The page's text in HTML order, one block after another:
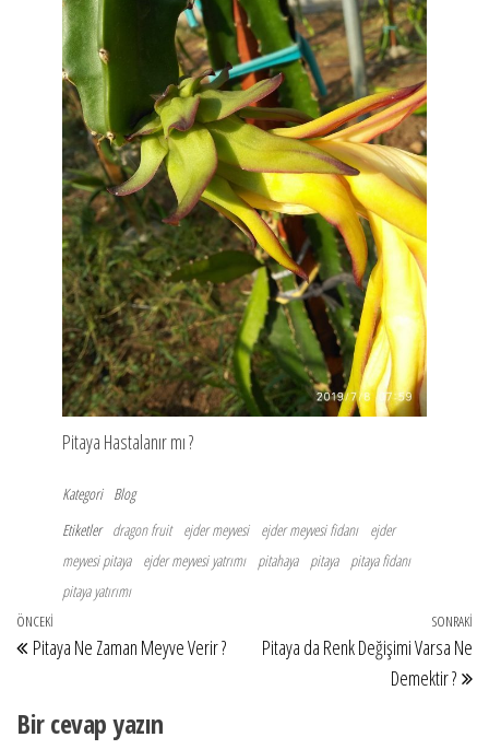
Pitaya Hastalanır mı ?
Kategori Blog
Etiketler dragon fruit ejder meyvesi ejder meyvesi fidanı
ejder
meyvesi pitaya
ejder meyvesi yatrımı pitahaya pitaya
pitaya fidanı
pitaya yatırımı
Yazı
dolaşımı
Önceki
Yazı
ÖNCEKI
Pitaya Ne Zaman Meyve Verir ?
SONRAKI
Pitaya da Renk Değişimi Varsa Ne
Demektir ?
Bir cevap yazın